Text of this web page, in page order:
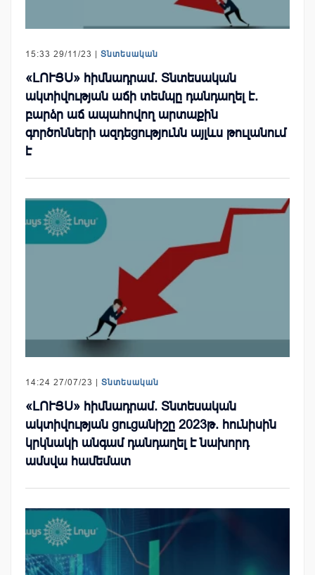
15:33 29/11/23 | Տնտեսական
«ԼՈՒՅՍ» հիմնադրամ. Տնտեսական
ակտիվության աճի տեմպը դանդաղել է.
բարձր աճ ապահովող արտաքին
գործոնների ազդեցությունն այլևս թուլանում
է
14:24 27/07/23 | Տնտեսական
«ԼՈՒՅՍ» հիմնադրամ. Տնտեսական
ակտիվության ցուցանիշը 2023թ. հունիսին
կրկնակի անգամ դանդաղել է նախորդ
ամսվա համեմատ